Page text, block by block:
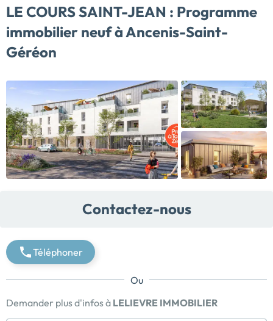
LE COURS SAINT-JEAN : Programme
immobilier neuf à Ancenis-Saint-
Géréon
Contactez-nous
Téléphoner
Ou
Demander plus d'infos à LELIEVRE IMMOBILIER